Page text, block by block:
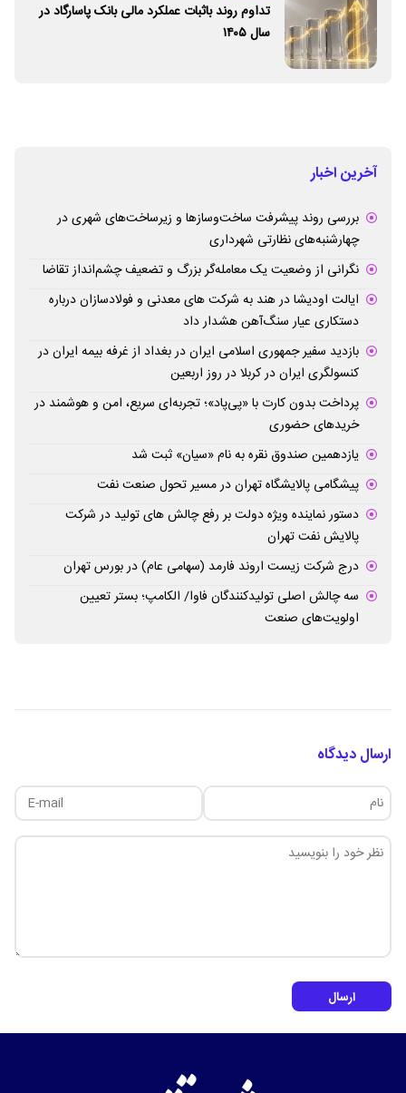
تداوم روند باثبات عملکرد مالی بانک پاسارگاد در
سال ۱۴۰۵
آخرین اخبار
بررسی روند پیشرفت ساخت‌وسازها و زیرساخت‌های شهری در
چهارشنبه‌های نظارتی شهرداری
نگرانی از وضعیت یک معامله‌گر بزرگ و تضعیف چشم‌انداز تقاضا
ایالت اودیشا در هند به شرکت های معدنی و فولادسازان درباره
دستکاری عیار سنگ‌آهن هشدار داد
بازدید سفیر جمهوری اسلامی ایران در بغداد از غرفه بیمه ایران در
کنسولگری ایران در کربلا در روز اربعین
پرداخت بدون کارت با «پی‌پاد»؛ تجربه‌ای سریع، امن و هوشمند در
خریدهای حضوری
یازدهمین صندوق نقره به نام «سیان» ثبت شد
پیشگامی پالایشگاه تهران در مسیر تحول صنعت نفت
دستور نماینده ویژه دولت بر رفع چالش های تولید در شرکت
پالایش نفت تهران
درج شرکت زیست اروند فارمد (سهامی عام) در بورس تهران
سه چالش اصلی تولیدکنندگان فاوا/ الکامپ؛ بستر تعیین
اولویت‌های صنعت
ارسال دیدگاه
ارسال